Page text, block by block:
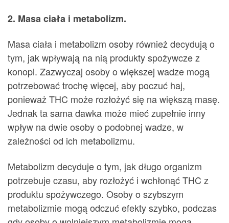
2. Masa ciała i metabolizm.
Masa ciała i metabolizm osoby również decydują o
tym, jak wpływają na nią produkty spożywcze z
konopi. Zazwyczaj osoby o większej wadze mogą
potrzebować trochę więcej, aby poczuć haj,
ponieważ THC może rozłożyć się na większą masę.
Jednak ta sama dawka może mieć zupełnie inny
wpływ na dwie osoby o podobnej wadze, w
zależności od ich metabolizmu.
Metabolizm decyduje o tym, jak długo organizm
potrzebuje czasu, aby rozłożyć i wchłonąć THC z
produktu spożywczego. Osoby o szybszym
metabolizmie mogą odczuć efekty szybko, podczas